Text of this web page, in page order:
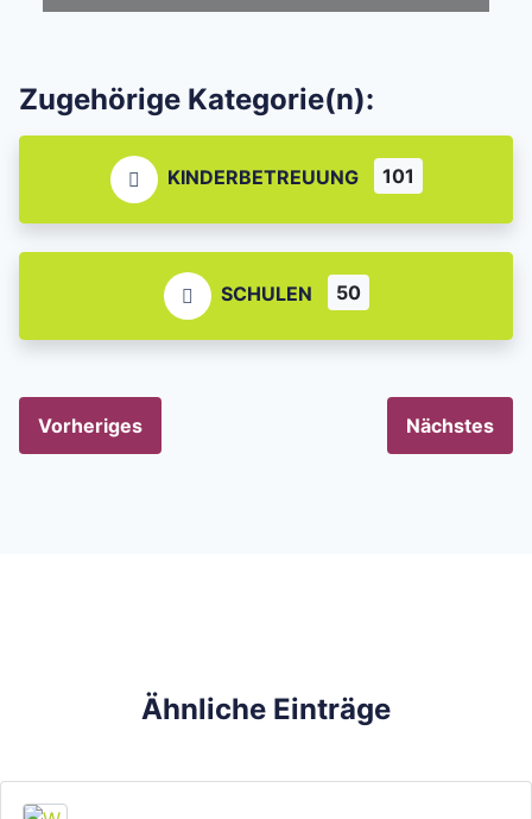
Zugehörige Kategorie(n):
KINDERBETREUUNG 101
SCHULEN 50
Vorheriges Nächstes
Ähnliche Einträge